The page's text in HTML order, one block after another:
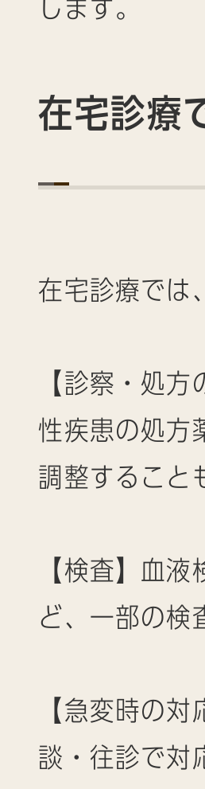
します。
在宅診療
在宅診療では
【診察・処
性疾患の処方
調整すること
【検査】血
ど、一部の検
【急変時の
談・往診で対